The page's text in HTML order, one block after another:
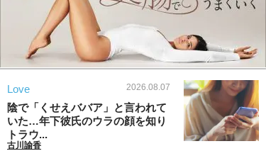
Love 2026.08.07
陰で「くせえババア」と言われて
いた…年下彼氏のウラの顔を知り
トラウ...
古川諭香